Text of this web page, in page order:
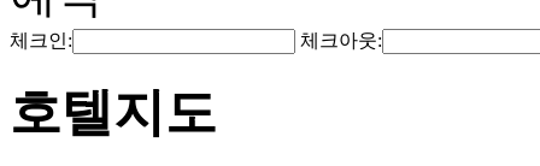
체크인: 체크아웃:
호텔지도